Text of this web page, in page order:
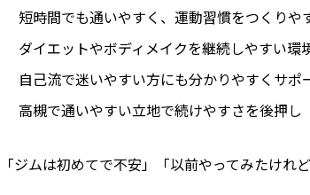
短時間でも通いやすく、運動習慣をつくりや
ダイエットやボディメイクを継続しやすい環
自己流で迷いやすい方にも分かりやすくサポ
高槻で通いやすい立地で続けやすさを後押し
「ジムは初めてで不安」「以前やってみたけ